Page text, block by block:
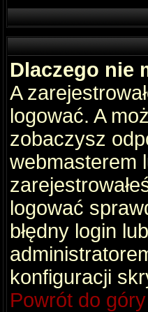
Dlaczego nie
A
logować. A
zobaczysz
webmasterem
logować
błędny login
konfiguracji
Powrót do góry